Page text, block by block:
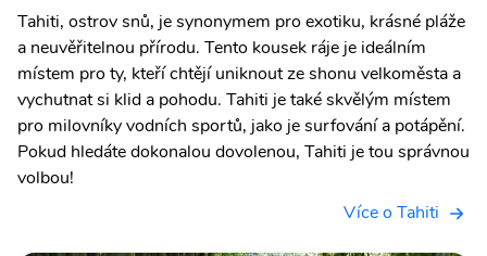
Tahiti, ostrov snů, je synonymem pro exotiku, krásné pláže
a neuvěřitelnou přírodu. Tento kousek ráje je ideálním
místem pro ty, kteří chtějí uniknout ze shonu velkoměsta a
vychutnat si klid a pohodu. Tahiti je také skvělým místem
pro milovníky vodních sportů, jako je surfování a potápění.
Pokud hledáte dokonalou dovolenou, Tahiti je tou správnou
volbou!
Více o Tahiti